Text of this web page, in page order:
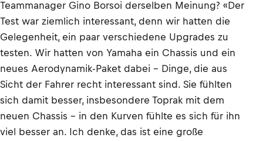
Teammanager Gino Borsoi derselben Meinung? «Der
Test war ziemlich interessant, denn wir hatten die
Gelegenheit, ein paar verschiedene Upgrades zu
testen. Wir hatten von Yamaha ein Chassis und ein
neues Aerodynamik-Paket dabei – Dinge, die aus
Sicht der Fahrer recht interessant sind. Sie fühlten
sich damit besser, insbesondere Toprak mit dem
neuen Chassis – in den Kurven fühlte es sich für ihn
viel besser an. Ich denke, das ist eine große